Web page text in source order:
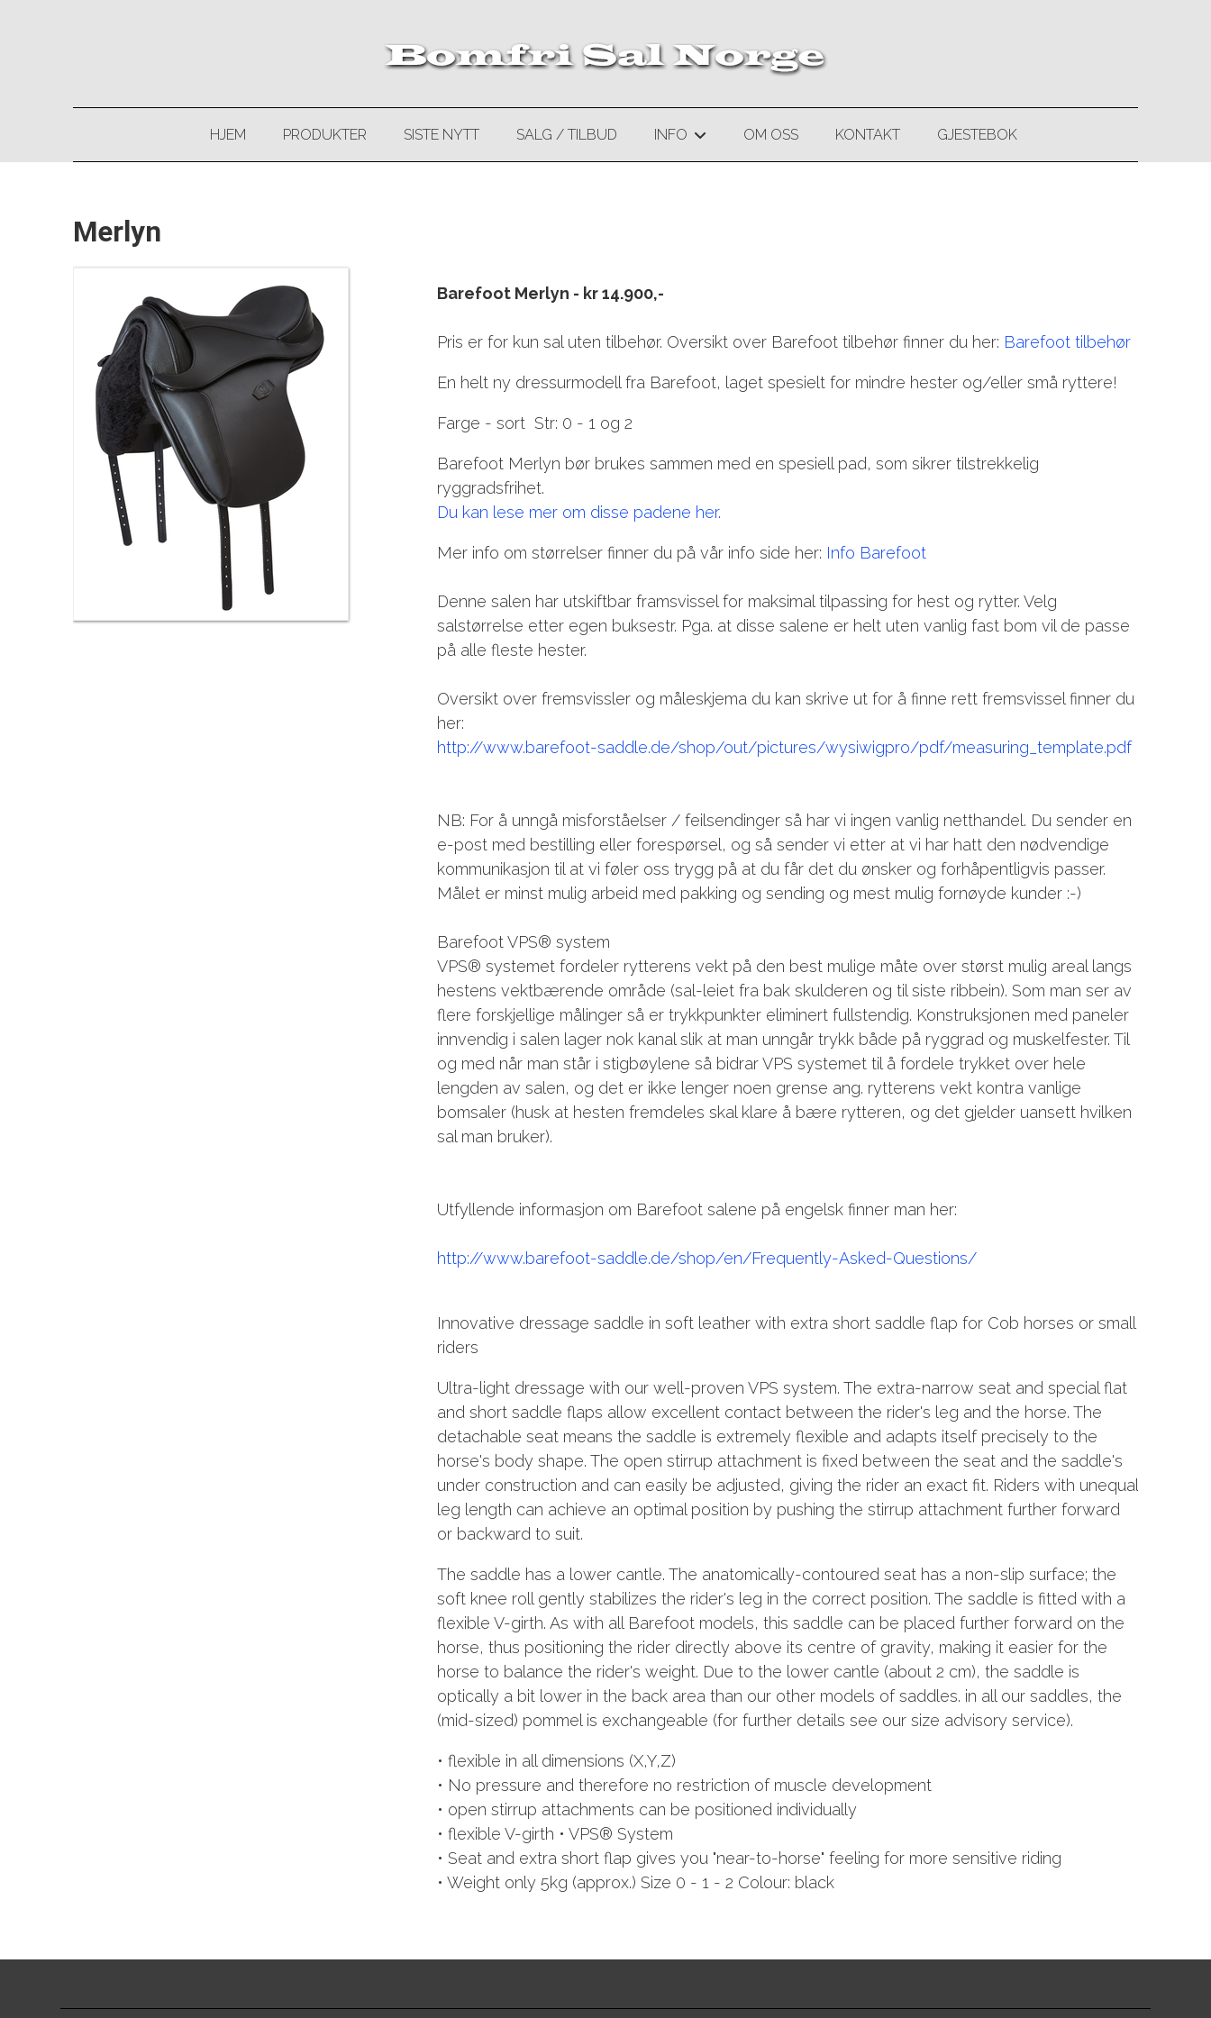
HJEM PRODUKTER SISTE NYTT SALG / TILBUD INFO OM OSS KONTAKT GJESTEBOK
Merlyn
Barefoot Merlyn - kr 14.900,-
Pris er for kun sal uten tilbehør. Oversikt over Barefoot tilbehør finner du her: Barefoot tilbehør
En helt ny dressurmodell fra Barefoot, laget spesielt for mindre hester og/eller små ryttere!
Farge - sort Str: 0 - 1 og 2
Barefoot Merlyn bør brukes sammen med en spesiell pad, som sikrer tilstrekkelig
ryggradsfrihet.
Du kan lese mer om disse padene her.
Mer info om størrelser finner du på vår info side her: Info Barefoot
Denne salen har utskiftbar framsvissel for maksimal tilpassing for hest og rytter. Velg
salstørrelse etter egen buksestr. Pga. at disse salene er helt uten vanlig fast bom vil de passe
på alle fleste hester.
Oversikt over fremsvissler og måleskjema du kan skrive ut for å finne rett fremsvissel finner du
her:
http://www.barefoot-saddle.de/shop/out/pictures/wysiwigpro/pdf/measuring_template.pdf
NB: For å unngå misforståelser / feilsendinger så har vi ingen vanlig netthandel. Du sender en
e-post med bestilling eller forespørsel, og så sender vi etter at vi har hatt den nødvendige
kommunikasjon til at vi føler oss trygg på at du får det du ønsker og forhåpentligvis passer.
Målet er minst mulig arbeid med pakking og sending og mest mulig fornøyde kunder :-)
Barefoot VPS® system
VPS® systemet fordeler rytterens vekt på den best mulige måte over størst mulig areal langs
hestens vektbærende område (sal-leiet fra bak skulderen og til siste ribbein). Som man ser av
flere forskjellige målinger så er trykkpunkter eliminert fullstendig. Konstruksjonen med paneler
innvendig i salen lager nok kanal slik at man unngår trykk både på ryggrad og muskelfester. Til
og med når man står i stigbøylene så bidrar VPS systemet til å fordele trykket over hele
lengden av salen, og det er ikke lenger noen grense ang. rytterens vekt kontra vanlige
bomsaler (husk at hesten fremdeles skal klare å bære rytteren, og det gjelder uansett hvilken
sal man bruker).
Utfyllende informasjon om Barefoot salene på engelsk finner man her:
http://www.barefoot-saddle.de/shop/en/Frequently-Asked-Questions/
Innovative dressage saddle in soft leather with extra short saddle flap for Cob horses or small
riders
Ultra-light dressage with our well-proven VPS system. The extra-narrow seat and special flat
and short saddle flaps allow excellent contact between the rider's leg and the horse. The
detachable seat means the saddle is extremely flexible and adapts itself precisely to the
horse's body shape. The open stirrup attachment is fixed between the seat and the saddle's
under construction and can easily be adjusted, giving the rider an exact fit. Riders with unequal
leg length can achieve an optimal position by pushing the stirrup attachment further forward
or backward to suit.
The saddle has a lower cantle. The anatomically-contoured seat has a non-slip surface; the
soft knee roll gently stabilizes the rider's leg in the correct position. The saddle is fitted with a
flexible V-girth. As with all Barefoot models, this saddle can be placed further forward on the
horse, thus positioning the rider directly above its centre of gravity, making it easier for the
horse to balance the rider's weight. Due to the lower cantle (about 2 cm), the saddle is
optically a bit lower in the back area than our other models of saddles. in all our saddles, the
(mid-sized) pommel is exchangeable (for further details see our size advisory service).
• flexible in all dimensions (X,Y,Z)
• No pressure and therefore no restriction of muscle development
• open stirrup attachments can be positioned individually
• flexible V-girth • VPS® System
• Seat and extra short flap gives you "near-to-horse" feeling for more sensitive riding
• Weight only 5kg (approx.) Size 0 - 1 - 2 Colour: black